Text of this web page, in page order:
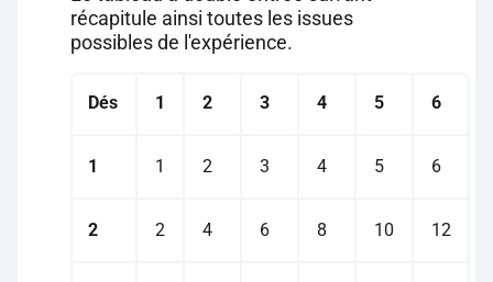
récapitule ainsi toutes les issues
possibles de l'expérience.
Dés 1 2 3 4 5 6
1 1 2 3 4 5 6
2 2 4 6 8 10 12